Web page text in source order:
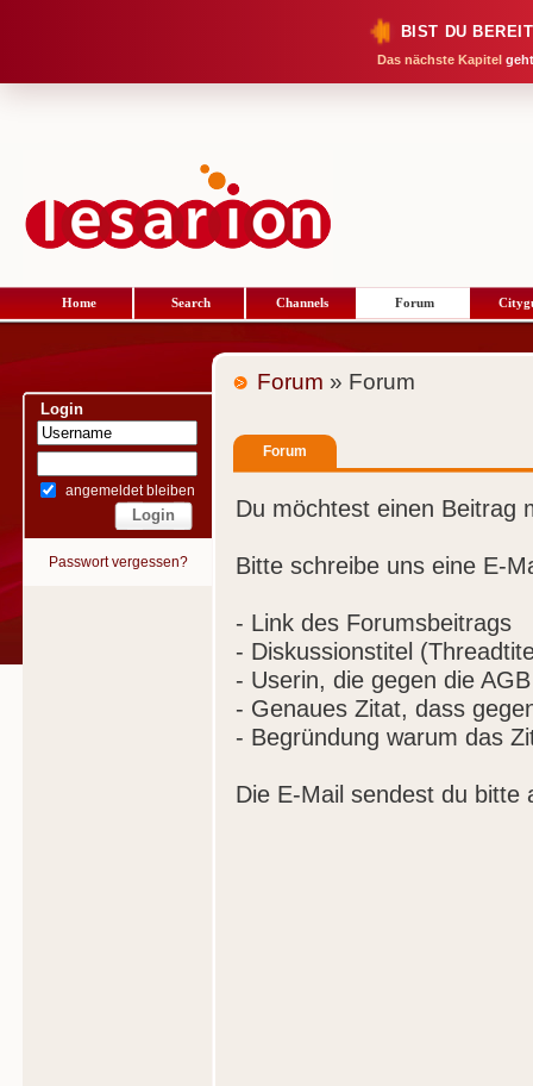
BIST DU
Das nächste Kapitel
Home Search Channels Forum
Login
angemeldet bleiben
Passwort vergessen?
Forum » Forum
Forum
Du möchtest einen Beitrag
Bitte schreibe uns eine E-
- Link des Forumsbeitrags
- Diskussionstitel
- Userin, die gegen die
- Genaues Zitat, dass
- Begründung warum das
Die E-Mail sendest du bitte